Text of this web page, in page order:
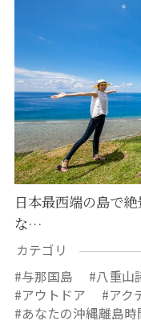
日本最西端の島で
な…
カテゴリ
与那国島
八重山
アウトドア
アク
あなたの沖縄離島時